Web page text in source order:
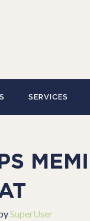
SERVICES
SuperUser